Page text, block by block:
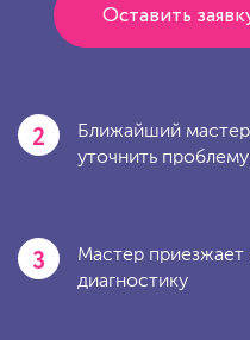
Оставить
2
Ближайший мастер
уточнить
3
Мастер
диагностику